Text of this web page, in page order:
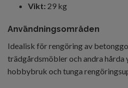
Vikt: 29 kg
Användningsområden
Idealisk för rengöring av
trädgårdsmöbler och andra
hobbybruk och tunga